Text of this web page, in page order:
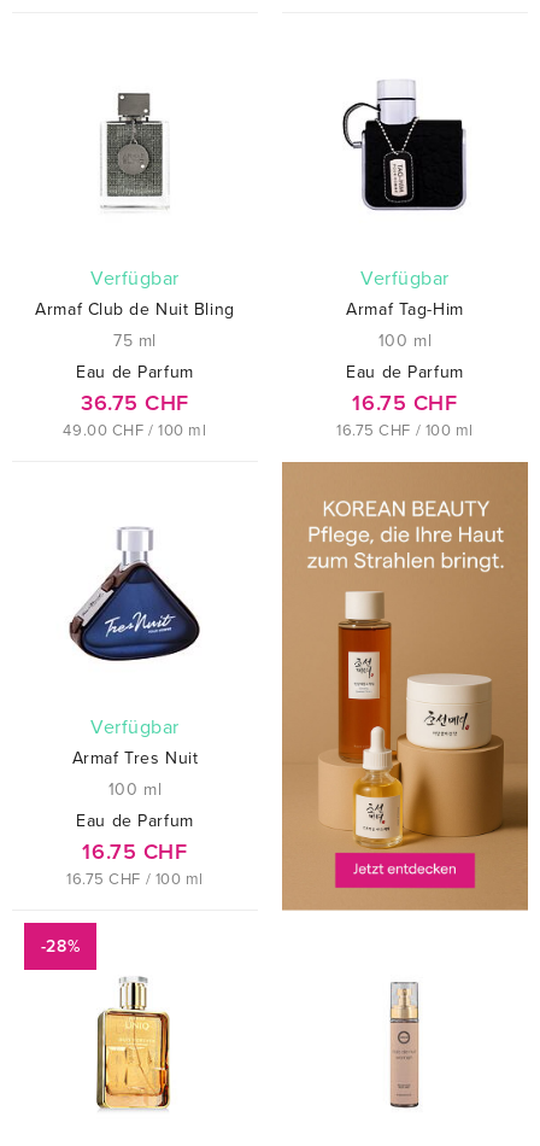
verfügbar
Armaf Club de Nuit Bling
75 ml
Eau de Parfum
36.75 CHF
49.00 CHF / 100 ml
verfügbar
Armaf Tag-Him
100 ml
Eau de Parfum
16.75 CHF
16.75 CHF / 100 ml
verfügbar
Armaf Tres Nuit
100 ml
Eau de Parfum
16.75 CHF
16.75 CHF / 100 ml
-28%